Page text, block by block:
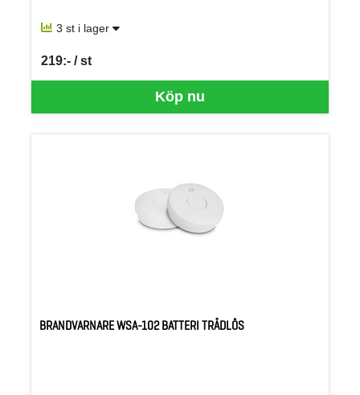
3 st i lager
Köp nu
219:- / st
SEK per ST
BRANDVARNARE WSA-102 BATTERI TRÅDLÖS